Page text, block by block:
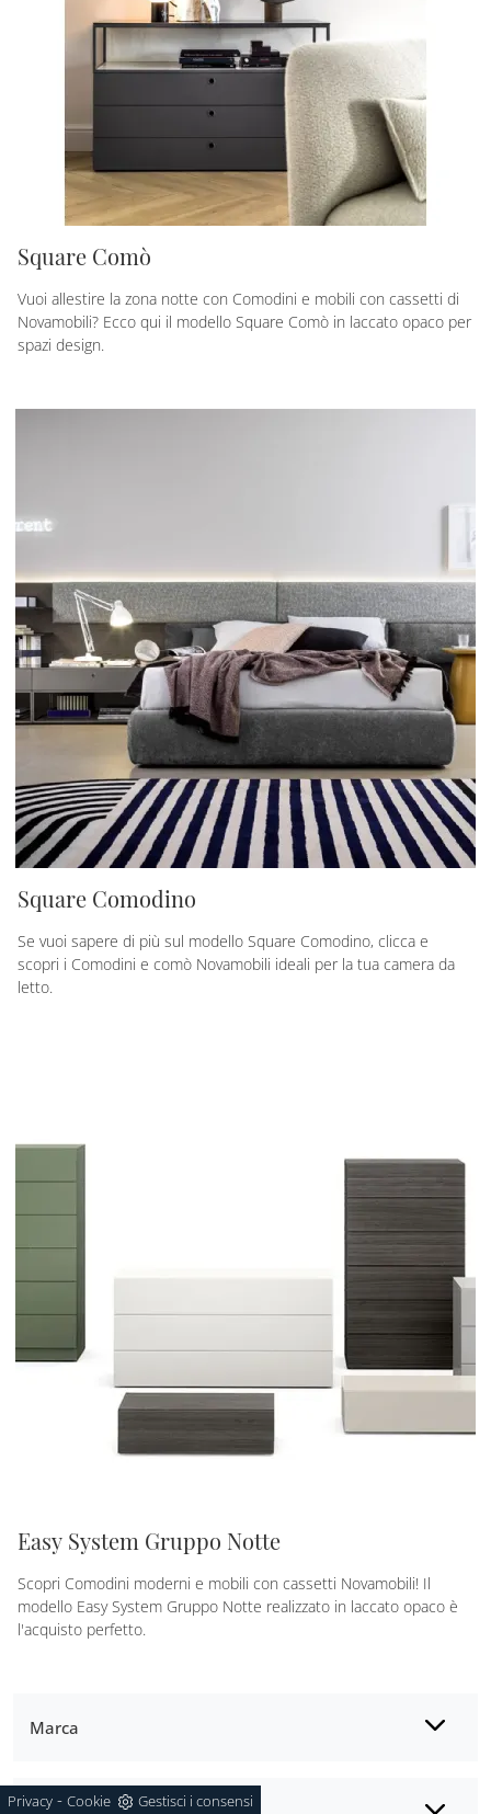
Marca
Square Comò
Vuoi allestire la zona notte con Comodini e mobili con cassetti di
Novamobili? Ecco qui il modello Square Comò in laccato opaco per
spazi design.
Square Comodino
Se vuoi sapere di più sul modello Square Comodino, clicca e
scopri i Comodini e comò Novamobili ideali per la tua camera da
letto.
Easy System Gruppo Notte
Scopri Comodini moderni e mobili con cassetti Novamobili! Il
modello Easy System Gruppo Notte realizzato in laccato opaco è
l'acquisto perfetto.
Privacy - Cookie Gestisci i consensi